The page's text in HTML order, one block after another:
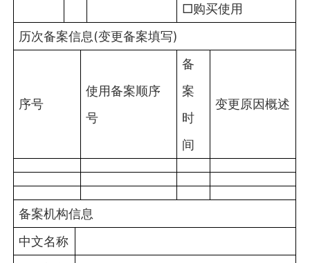
□购买使用
历次备案信息(变更备案填写)
序号
使用备案顺序
号
备
案
时
间
变更原因概述
备案机构信息
中文名称